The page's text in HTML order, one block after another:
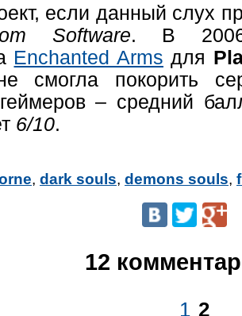
если данный слух
Software. В 2006-
Enchanted Arms для
смогла покорить
– средний
6/10.
, dark souls, demons souls,
12
1 2